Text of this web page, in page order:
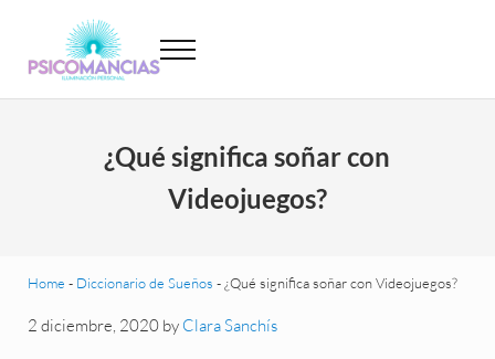
Psicomancias
Menu
¿Qué significa soñar con
Videojuegos?
Home - Diccionario de Sueños -¿Qué significa soñar con Videojuegos?
2 diciembre, 2020 by Clara Sanchís